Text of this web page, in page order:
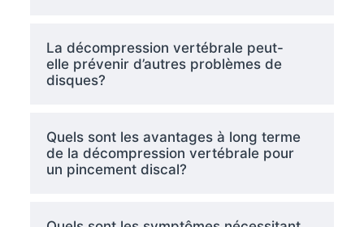
La décompression vertébrale peut-
elle prévenir d’autres problèmes de
disques?
Quels sont les avantages à long terme
de la décompression vertébrale pour
un pincement discal?